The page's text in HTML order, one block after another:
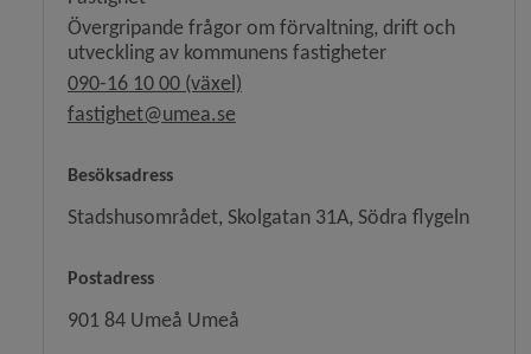
för Äldreomsorg
för Nämnder
för Revision
för Rådgivande organ
Övergripande frågor om förvaltning, drift och
utveckling av kommunens fastigheter
090-16 10 00 (växel)
fastighet@umea.se
Besöksadress
Stadshusområdet, Skolgatan 31A, Södra flygeln
Postadress
901 84 Umeå Umeå